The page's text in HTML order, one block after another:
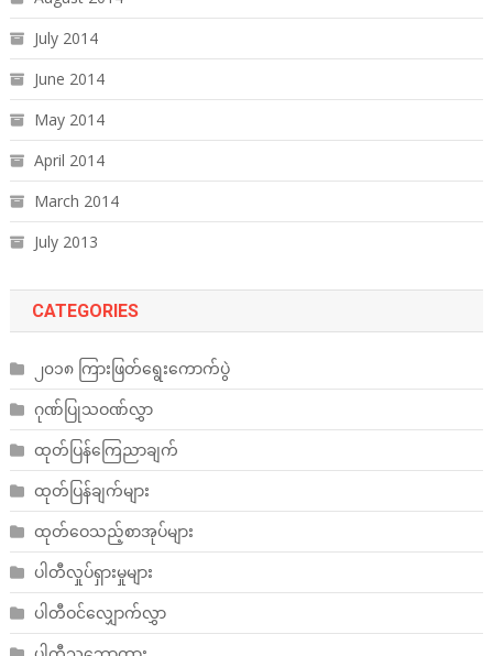
July 2014
June 2014
May 2014
April 2014
March 2014
July 2013
CATEGORIES
၂၀၁၈ ကြားဖြတ်ရွေးကောက်ပွဲ
ဂုဏ်ပြုသဝဏ်လွှာ
ထုတ်ပြန်ကြေညာချက်
ထုတ်ပြန်ချက်များ
ထုတ်ဝေသည့်စာအုပ်များ
ပါတီလှုပ်ရှားမှုများ
ပါတီဝင်လျှောက်လွှာ